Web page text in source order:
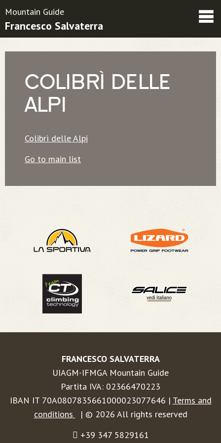
Friends
Mountain Guide
Francesco Salvaterra
COLIBRÌ DELLE
ALPI
Colibrì delle Alpi
Go to main list
FRANCESCO SALVATERRA
UIAGM-IFMGA Mountain Guide
Partita IVA: 02366470223
IBAN IT 70A0807835661000023077646 | Terms and
conditions
| © 2026 All rights reserved
+39 347 5829161